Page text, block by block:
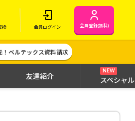
換 会員ログイン 会員登録(無料)
！ベルテックス資料請求
友達紹介
NEW
スペシャル